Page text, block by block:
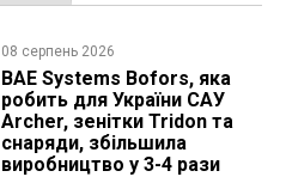
08 серпень 2026
BAE Systems Bofors, яка
робить для України САУ
Archer, зенітки Tridon та
снаряди, збільшила
виробництво у 3-4 рази